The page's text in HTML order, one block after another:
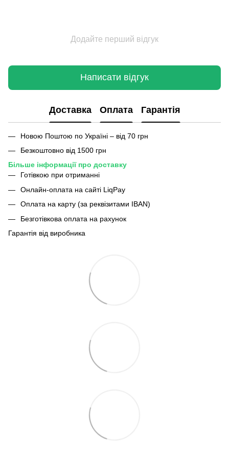
Додайте перший відгук
Написати відгук
Доставка Оплата Гарантія
Новою Поштою по Україні – від 70 грн
Безкоштовно від 1500 грн
Більше інформації про доставку
Готівкою при отриманні
Онлайн-оплата на сайті LiqPay
Оплата на карту (за реквізитами IBAN)
Безготівкова оплата на рахунок
Гарантія від виробника